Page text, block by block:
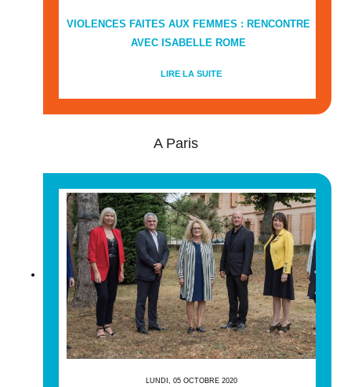
VIOLENCES FAITES AUX FEMMES : RENCONTRE
AVEC ISABELLE ROME
LIRE LA SUITE
A Paris
LUNDI, 05 OCTOBRE 2020